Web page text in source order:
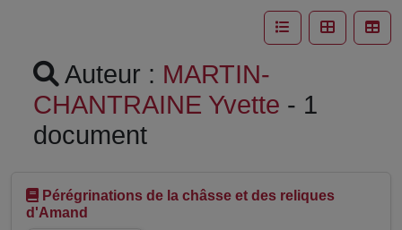
Auteur : MARTIN-
CHANTRAINE Yvette - 1
document
Pérégrinations de la châsse et des reliques
d'Amand